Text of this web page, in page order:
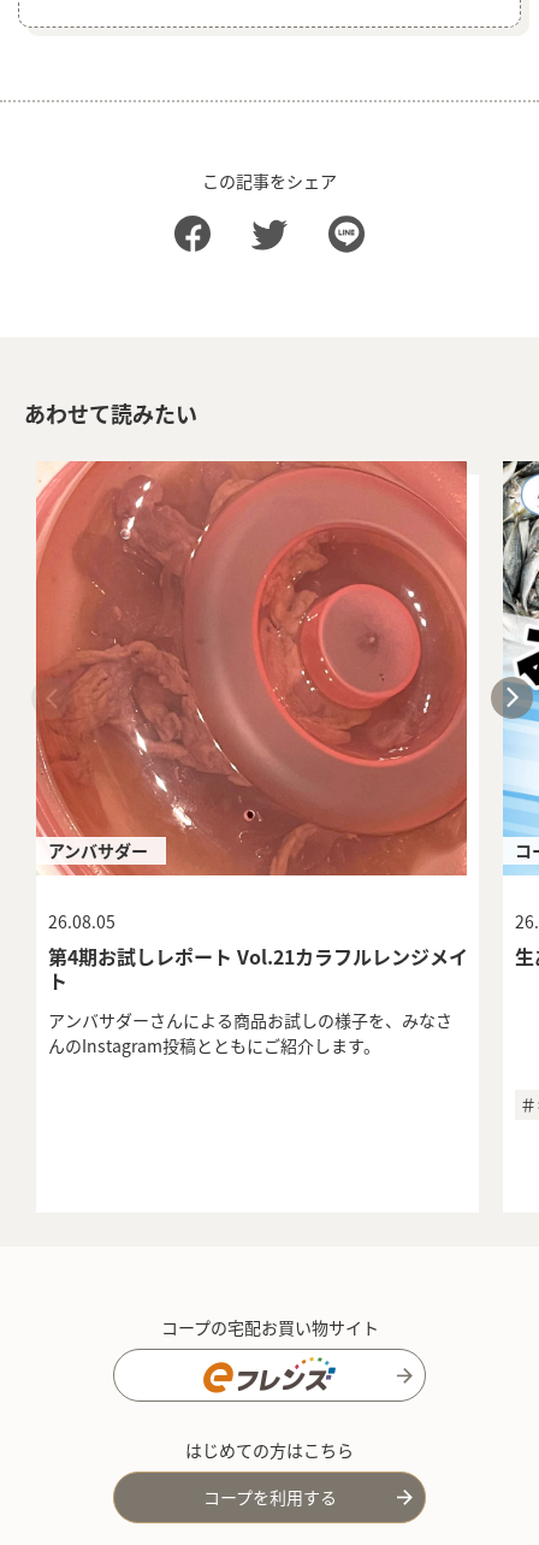
この記事をシェア
あわせて読みたい
アンバサダー
26.08.05
第4期お試しレポート Vol.21カラフルレンジメイ
ト
アンバサダーさんによる商品お試しの様子を、みなさ
んのInstagram投稿とともにご紹介します。
コ
コープの宅配お買い物サイト
はじめての方はこちら
コープを利用する